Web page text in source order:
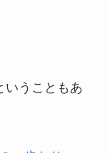
いうこともあ